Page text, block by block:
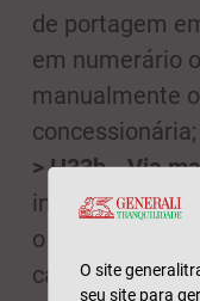
de portagem
em numerário
manualmente
concessionária;
> H33b - Via
indicação de
o pagamento é
cartão de
O site
seu site para